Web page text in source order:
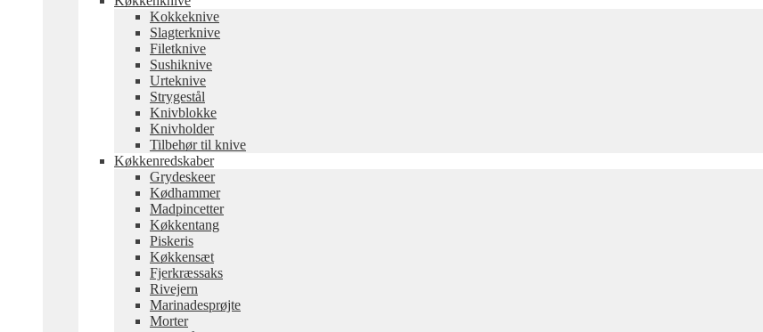
Kokkeknive
Slagterknive
Filetknive
Sushiknive
Urteknive
Strygestål
Knivblokke
Knivholder
Tilbehør til knive
Køkkenredskaber
Grydeskeer
Kødhammer
Madpincetter
Køkkentang
Piskeris
Køkkensæt
Fjerkræssaks
Rivejern
Marinadesprøjte
Morter